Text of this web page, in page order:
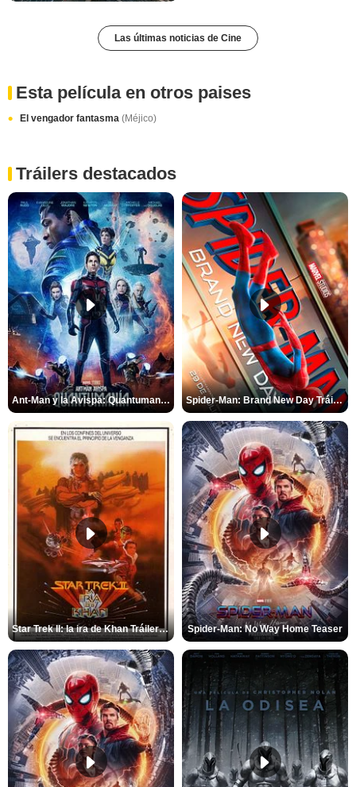
Las últimas noticias de Cine
Esta película en otros paises
El vengador fantasma (Méjico)
Tráilers destacados
Ant-Man y la Avispa: Quantumanía Tráiler (2) Spider-Man: Brand New Day Tráiler (3)
Star Trek II: la ira de Khan Tráiler VO Spider-Man: No Way Home Teaser